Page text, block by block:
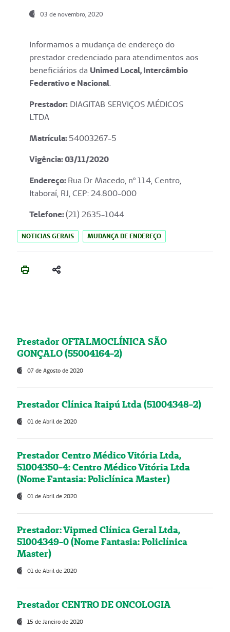
03 de novembro, 2020
Informamos a mudança de endereço do
prestador credenciado para atendimentos aos
beneficiários da Unimed Local, Intercâmbio
Federativo e Nacional.
Prestador: DIAGITAB SERVIÇOS MÉDICOS
LTDA
Matrícula:54003267-5
Vigência: 03/11/2020
Endereço:Rua Dr Macedo, nº 114, Centro,
Itaboraí, RJ, CEP: 24.800-000
Telefone:(21) 2635-1044
NOTICIAS GERAIS MUDANÇA DE ENDEREÇO
Prestador OFTALMOCLÍNICA SÃO
GONÇALO (55004164-2)
07 de Agosto de 2020
Prestador Clínica Itaipú Ltda (51004348-2)
01 de Abril de 2020
Prestador Centro Médico Vitória Ltda,
51004350-4: Centro Médico Vitória Ltda
(Nome Fantasia: Policlínica Master)
01 de Abril de 2020
Prestador: Vipmed Clínica Geral Ltda,
51004349-0 (Nome Fantasia: Policlínica
Master)
01 de Abril de 2020
Prestador CENTRO DE ONCOLOGIA
15 de Janeiro de 2020